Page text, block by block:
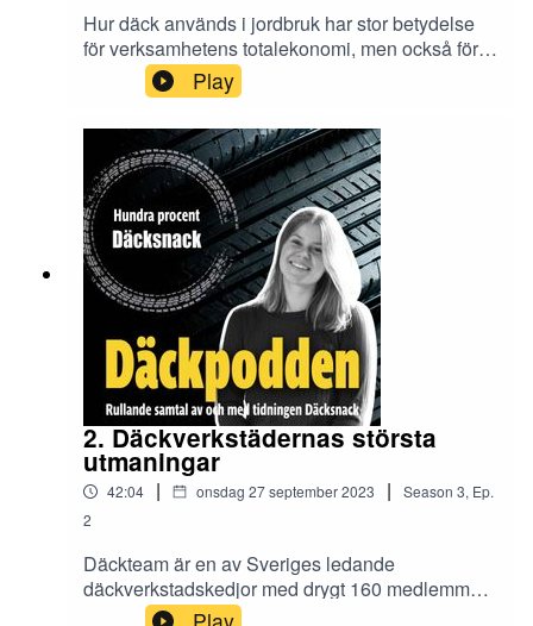
Hur däck används i jordbruk har stor betydelse
för verksamhetens totalekonomi, men också för
hur utfallet av skörden blir. I det här avsnittet av
Däckpodden hör vi Martin Terning, bonde och
ansvarig för lantbruksdäcken på Continental,
samt Simon Hemberg, försäljningschef av tunga
däck på Continental, berätta om hur lantbrukare
kan öka sin lönsamhet genom att se över sin
däckanvändning.
Play
2. Däckverkstädernas största
utmaningar
42:04 | onsdag 27 september 2023 | Season 3, Ep.
2
Däckteam är en av Sveriges ledande
däckverkstadskedjor med drygt 160 medlemmar
runtom i landet. I det här avsnittet bjuder deras vd